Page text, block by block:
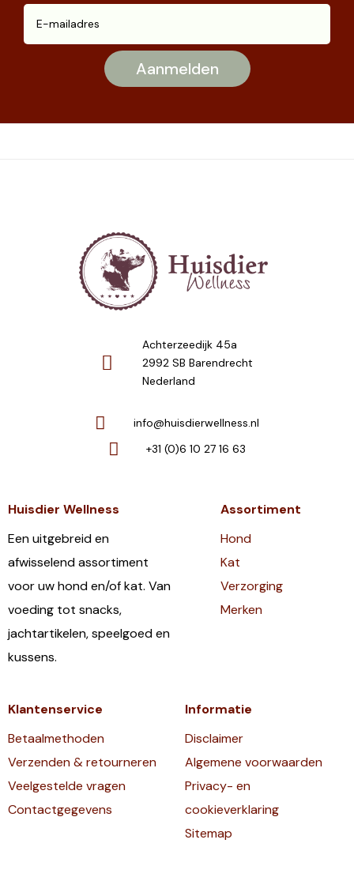
Achterzeedijk 45a
2992 SB Barendrecht
Nederland
info@huisdierwellness.nl
+31 (0)6 10 27 16 63
Huisdier Wellness
Een uitgebreid en
afwisselend assortiment
voor uw hond en/of kat. Van
voeding tot snacks,
jachtartikelen, speelgoed en
kussens.
Assortiment
Hond
Kat
Verzorging
Merken
Klantenservice
Betaalmethoden
Verzenden & retourneren
Veelgestelde vragen
Contactgegevens
Informatie
Disclaimer
Algemene voorwaarden
Privacy- en
cookieverklaring
Sitemap